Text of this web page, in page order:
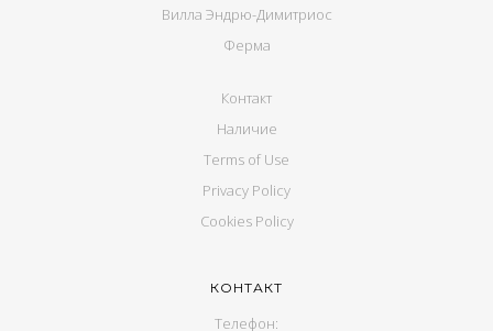
Вилла Эндрю-Димитриос
Ферма
Контакт
Наличие
Terms of Use
Privacy Policy
Cookies Policy
КОНТАКТ
Телефон: